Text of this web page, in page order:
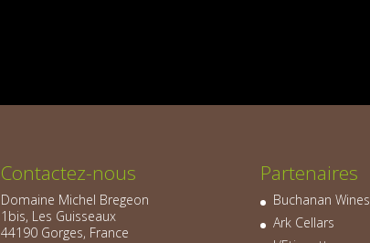
Contactez-nous
Domaine Michel Bregeon
1bis, Les Guisseaux
44190 Gorges, France
Partenaires
Buchanan Wines
Ark Cellars